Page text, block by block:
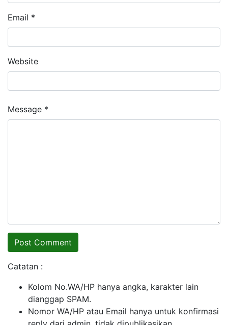
Email *
Website
Message *
Catatan :
Kolom No.WA/HP hanya angka, karakter lain
dianggap SPAM.
Nomor WA/HP atau Email hanya untuk konfirmasi